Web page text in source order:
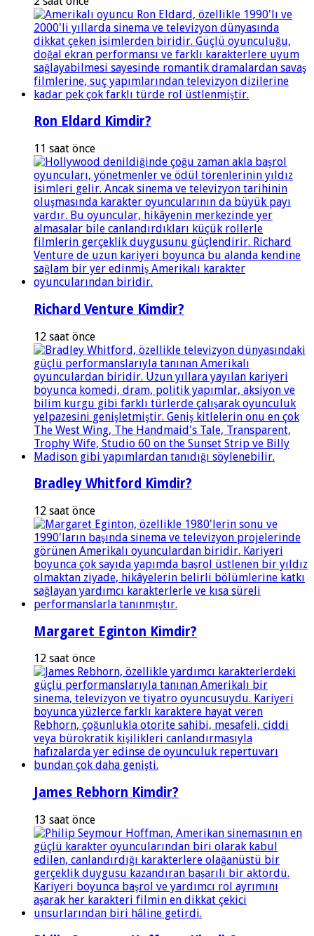
Ron Eldard Kimdir?
11 saat önce
Richard Venture Kimdir?
12 saat önce
Bradley Whitford Kimdir?
12 saat önce
Margaret Eginton Kimdir?
12 saat önce
James Rebhorn Kimdir?
13 saat önce